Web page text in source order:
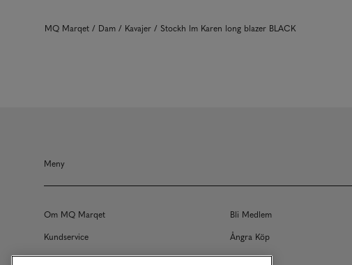
MQ Marqet Dam Kavajer Stockh lm Karen long blazer BLACK
Meny
Om MQ Marqet Bli Medlem
Kundservice
Ångra Köp
Returer
Köpvillkor